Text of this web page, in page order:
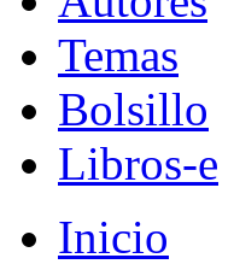
Temas
Bolsillo
Libros-e
Inicio